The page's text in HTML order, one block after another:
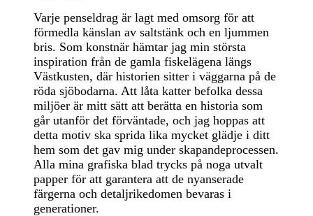
Varje penseldrag är lagt med omsorg för att
förmedla känslan av saltstänk och en ljummen
bris. Som konstnär hämtar jag min största
inspiration från de gamla fiskelägena längs
Västkusten, där historien sitter i väggarna på de
röda sjöbodarna. Att låta katter befolka dessa
miljöer är mitt sätt att berätta en historia som
går utanför det förväntade, och jag hoppas att
detta motiv ska sprida lika mycket glädje i ditt
hem som det gav mig under skapandeprocessen.
Alla mina grafiska blad trycks på noga utvalt
papper för att garantera att de nyanserade
färgerna och detaljrikedomen bevaras i
generationer.